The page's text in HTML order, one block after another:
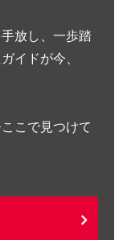
放し、一歩踏
イドが今、
こで見つけて